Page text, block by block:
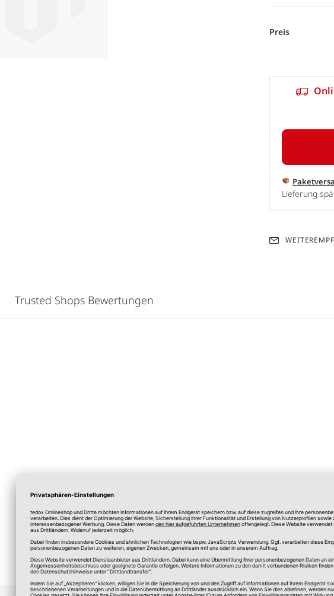
Preis
Lieferung
Trusted Shops Bewertungen
*Alle Preise in Euro, inkl. gesetzlicher Mehrwertsteuer, zzgl.